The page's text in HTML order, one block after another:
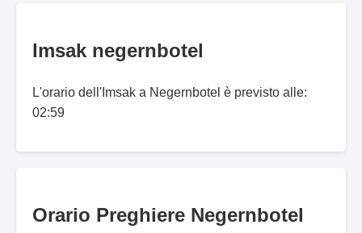
Imsak negernbotel
L'orario dell'Imsak a Negernbotel è previsto alle:
02:59
Orario Preghiere Negernbotel